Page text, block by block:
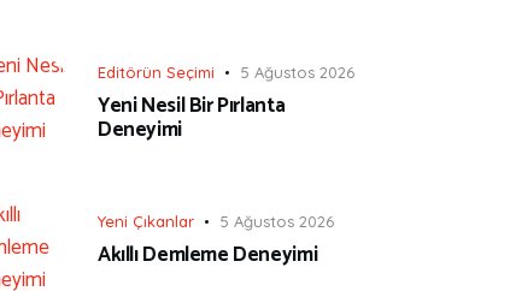
Editörün Seçimi 5 Ağustos 2026
Yeni Nesil Bir Pırlanta
Deneyimi
Yeni Çıkanlar 5 Ağustos 2026
Akıllı Demleme Deneyimi